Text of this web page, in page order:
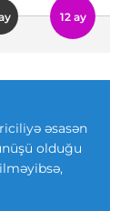
12 ay
əsasən
olduğu